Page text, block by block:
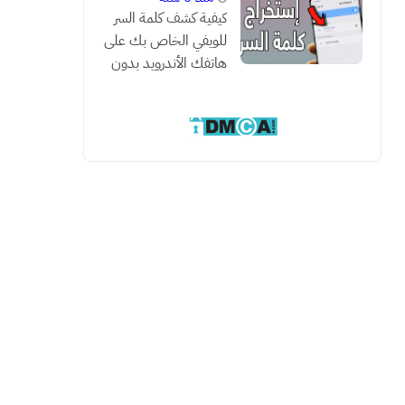
كيفية كشف كلمة السر
للويفي الخاص بك على
هاتفك الأندرويد بدون